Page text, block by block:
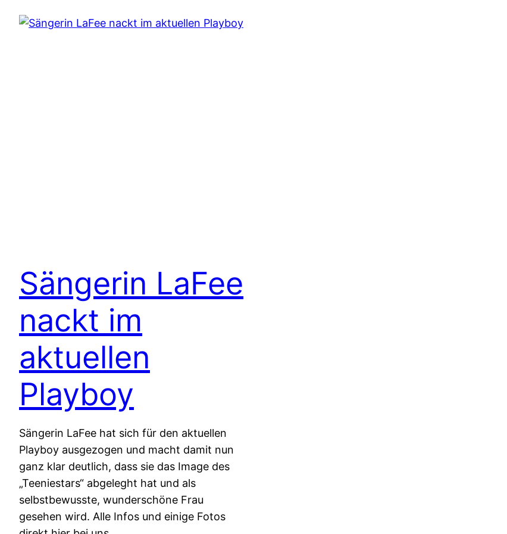
Sängerin LaFee
nackt im
aktuellen
Playboy
Sängerin LaFee hat sich für den aktuellen
Playboy ausgezogen und macht damit nun
ganz klar deutlich, dass sie das Image des
„Teeniestars“ abgeleght hat und als
selbstbewusste, wunderschöne Frau
gesehen wird. Alle Infos und einige Fotos